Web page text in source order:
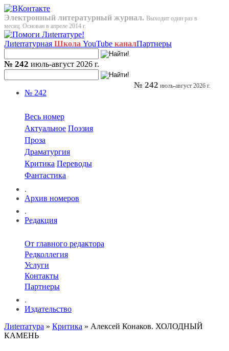
Электронный литературный журнал. Выходит один раз в
месяц. Основан в апреле 2014 г.
Лиterraтурная Школа YouTube каналПартнеры
№ 242 июль-август 2026 г.
№ 242
Весь номер
Актуальное Поэзия
Проза
Драматургия
Критика Переводы
Фантастика
.
Архив номеров
.
Редакция
От главного редактора
Редколлегия
Услуги
Контакты
Партнеры
.
Издательство
№ 242 июль-август 2026 г.
Лиterraтура » Критика » Алексей Конаков. ХОЛОДНЫЙ
КАМЕНЬ